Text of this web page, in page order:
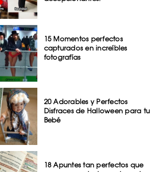
15 Momentos perfectos
capturados en increíbles
fotografías
20 Adorables y Perfectos
Disfraces de Halloween para tu
Bebé
18 Apuntes tan perfectos que